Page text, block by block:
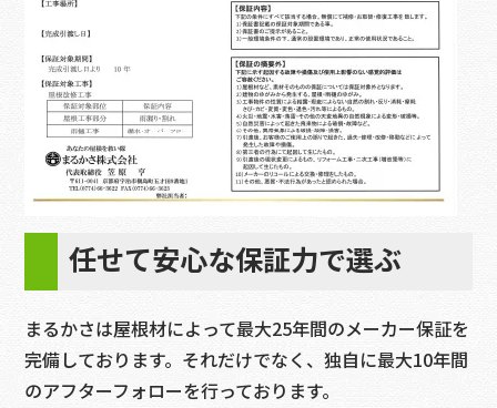
任せて安心な保証力で選ぶ
まるかさは屋根材によって最大25年間のメーカー保証を
完備しております。それだけでなく、独自に最大10年間
のアフターフォローを行っております。